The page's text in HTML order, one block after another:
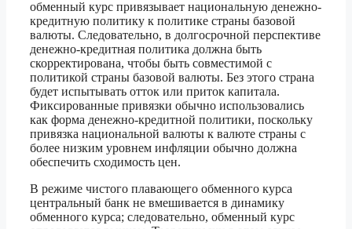
обменный курс привязывает национальную денежно-
кредитную политику к политике страны базовой
валюты. Следовательно, в долгосрочной перспективе
денежно-кредитная политика должна быть
скорректирована, чтобы быть совместимой с
политикой страны базовой валюты. Без этого страна
будет испытывать отток или приток капитала.
Фиксированные привязки обычно использовались
как форма денежно-кредитной политики, поскольку
привязка национальной валюты к валюте страны с
более низким уровнем инфляции обычно должна
обеспечить сходимость цен.
В режиме чистого плавающего обменного курса
центральный банк не вмешивается в динамику
обменного курса; следовательно, обменный курс